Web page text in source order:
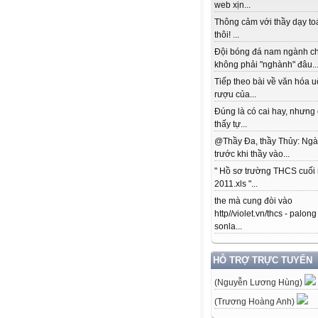
web xịn...
Thông cảm với thầy dạy
thôi! ...
Đội bóng đá nam ngành
không phải "nghành" đâu...
Tiếp theo bài về văn hóa
rượu của...
Đúng là có cai hay, nhưng
thấy tự...
@Thầy Đa, thầy Thủy:
trước khi thầy vào...
" Hồ sơ trường THCS cuối
2011.xls "...
the mà cung đòi vào
http//violet.vn/thcs - palong
sonla...
HỖ TRỢ TRỰC TUYẾN
(Nguyễn Lương Hùng)
(Trương Hoàng Anh)